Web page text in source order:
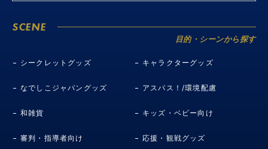
SCENE
目的・シーンから探す
シークレットグッズ キャラクターグッズ
なでしこジャパングッズ アスパス！/環境配慮
和雑貨 キッズ・ベビー向け
審判・指導者向け 応援・観戦グッズ